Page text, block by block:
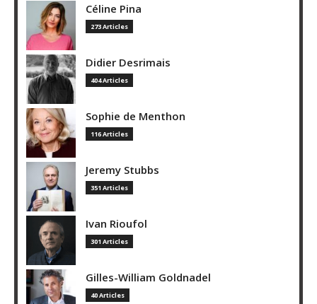
Céline Pina
273 Articles
Didier Desrimais
404 Articles
Sophie de Menthon
116 Articles
Jeremy Stubbs
351 Articles
Ivan Rioufol
301 Articles
Gilles-William Goldnadel
40 Articles